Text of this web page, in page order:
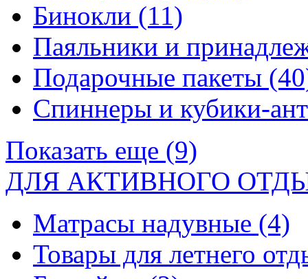
Бинокли (11)
Паяльники и
Подарочные пакеты
Спиннеры и кубики-
Показать еще (9)
ДЛЯ АКТИВНОГО
Матрасы надувные (4)
Товары для летнего